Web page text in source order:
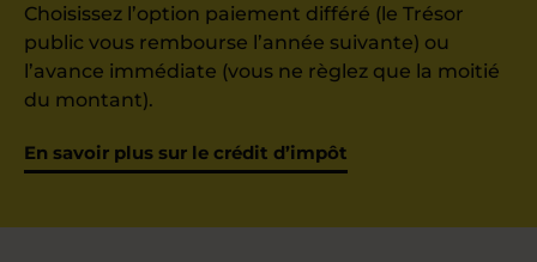
Choisissez l’option paiement différé (le Trésor
public vous rembourse l’année suivante) ou
l’avance immédiate (vous ne règlez que la moitié
du montant).
En savoir plus sur le crédit d’impôt